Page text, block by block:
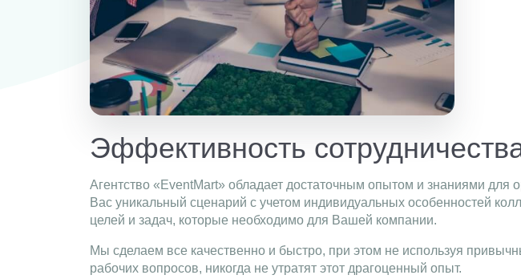
Эффективность
Агентство «EventMart» обладает достаточным опытом и знаниями для
Вас уникальный сценарий с учетом индивидуальных особенностей
целей и задач, которые необходимо для Вашей компании.
Мы сделаем все качественно и быстро, при этом не используя
рабочих вопросов, никогда не утратят этот драгоценный опыт.